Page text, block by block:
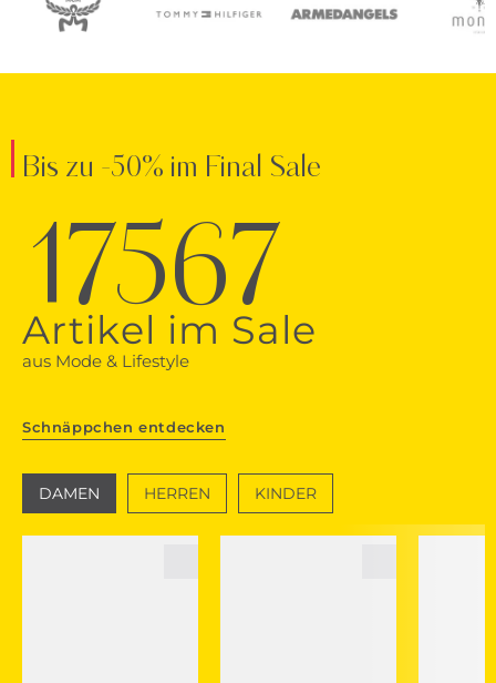
Bis zu -50% im Final Sale
17567
Artikel im Sale
aus Mode & Lifestyle
Schnäppchen entdecken
DAMEN HERREN KINDER